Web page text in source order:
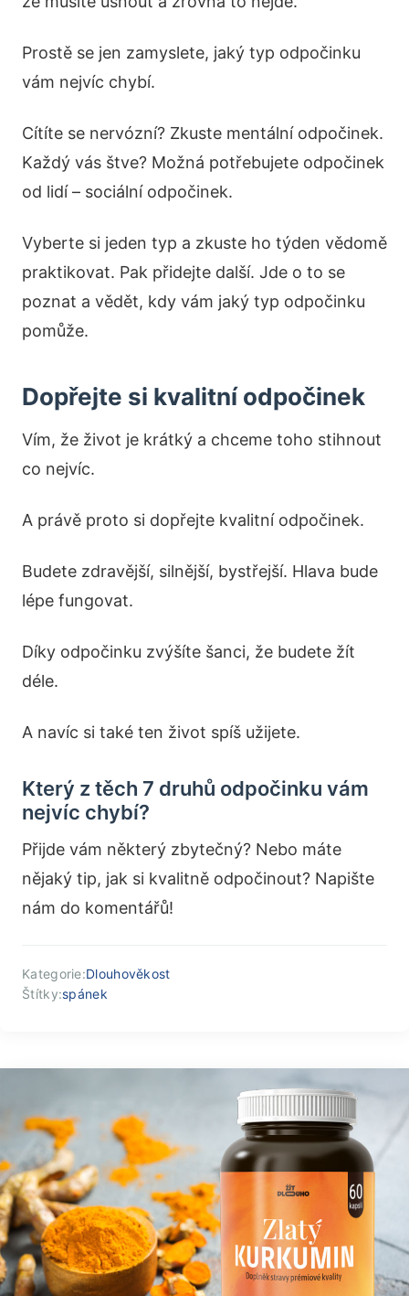
Prostě se jen zamyslete, jaký typ odpočinku
vám nejvíc chybí.
Cítíte se nervózní? Zkuste mentální odpočinek.
Každý vás štve? Možná potřebujete odpočinek
od lidí – sociální odpočinek.
Vyberte si jeden typ a zkuste ho týden vědomě
praktikovat. Pak přidejte další. Jde o to se
poznat a vědět, kdy vám jaký typ odpočinku
pomůže.
Dopřejte si kvalitní odpočinek
Vím, že život je krátký a chceme toho stihnout
co nejvíc.
A právě proto si dopřejte kvalitní odpočinek.
Budete zdravější, silnější, bystřejší. Hlava bude
lépe fungovat.
Díky odpočinku zvýšíte šanci, že budete žít
déle.
A navíc si také ten život spíš užijete.
Který z těch 7 druhů odpočinku vám
nejvíc chybí?
Přijde vám některý zbytečný? Nebo máte
nějaký tip, jak si kvalitně odpočinout? Napište
nám do komentářů!
Kategorie:Dlouhověkost
Štítky:spánek